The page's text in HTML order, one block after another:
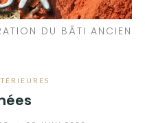
DU BÂTI ANCIEN